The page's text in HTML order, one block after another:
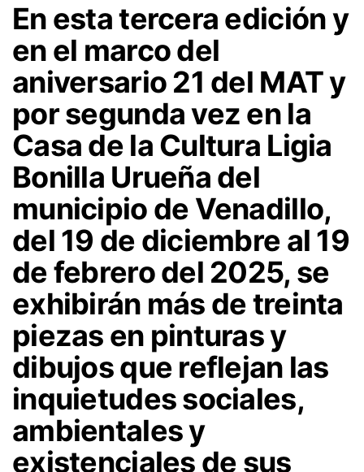
En esta tercera edición y
en el marco del
aniversario 21 del MAT y
por segunda vez en la
Casa de la Cultura Ligia
Bonilla Urueña del
municipio de Venadillo,
del 19 de diciembre al 19
de febrero del 2025, se
exhibirán más de treinta
piezas en pinturas y
dibujos que reflejan las
inquietudes sociales,
ambientales y
existenciales de sus